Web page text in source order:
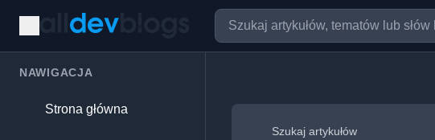
NAWIGACJA
Strona główna
Szukaj artykułów